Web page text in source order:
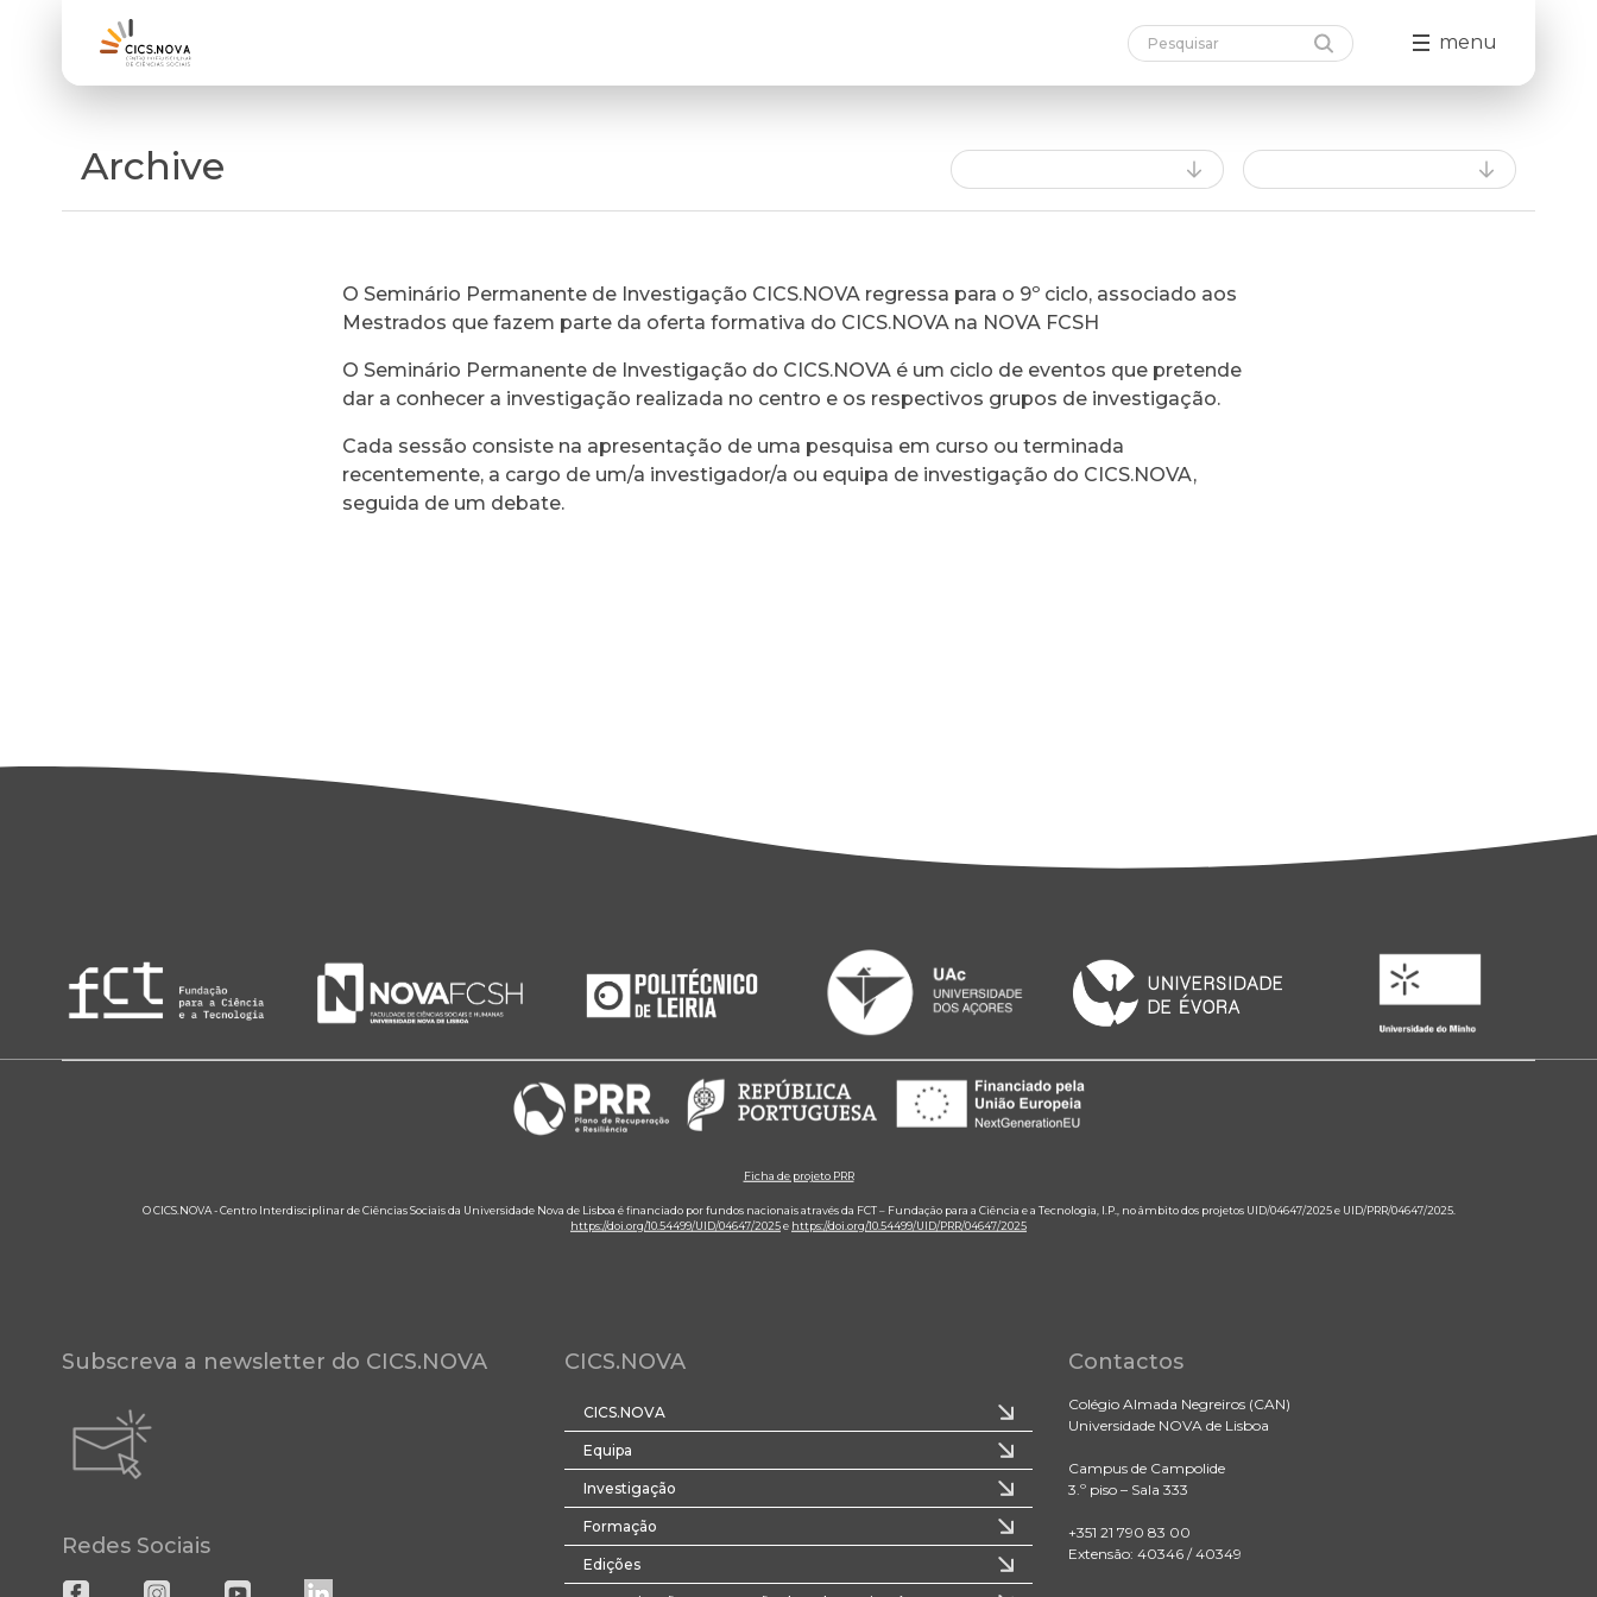
menu
Archive
O Seminário Permanente de Investigação CICS.NOVA regressa para o 9º ciclo, associado aos
Mestrados que fazem parte da oferta formativa do CICS.NOVA na NOVA FCSH
O Seminário Permanente de Investigação do CICS.NOVA é um ciclo de eventos que pretende
dar a conhecer a investigação realizada no centro e os respectivos grupos de investigação.
Cada sessão consiste na apresentação de uma pesquisa em curso ou terminada
recentemente, a cargo de um/a investigador/a ou equipa de investigação do CICS.NOVA,
seguida de um debate.
Ficha de projeto PRR
O CICS.NOVA - Centro Interdisciplinar de Ciências Sociais da Universidade Nova de Lisboa é financiado por fundos nacionais através da FCT – Fundação para a Ciência e a Tecnologia, I.P., no âmbito dos projetos UID/04647/2025 e UID/PRR/04647/2025.
https://doi.org/10.54499/UID/04647/2025e https://doi.org/10.54499/UID/PRR/04647/2025
Subscreva a newsletter do CICS.NOVA
Redes Sociais
CICS.NOVA
CICS.NOVA
Equipa
Investigação
Formação
Edições
Contactos
Colégio Almada Negreiros (CAN)
Universidade NOVA de Lisboa
Campus de Campolide
3.º piso – Sala 333
+351 21 790 83 00
Extensão: 40346 / 40349